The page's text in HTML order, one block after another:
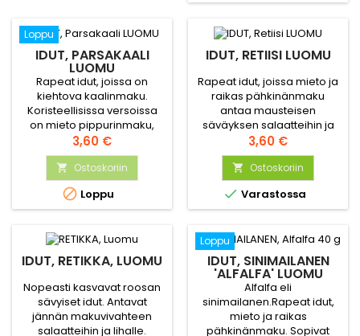
Loppu
IDUT, PARSAKAALI
LUOMU
Rapeat idut, joissa on
kiehtova kaalinmaku.
Koristeellisissa versoissa
on mieto pippurinmaku,
sopivat todella hyvin
salaatteihin, keittoihin sekä
voileipien höysteeksi.
Hinta
3,60 €
 Ostoskoriin
 Loppu
IDUT, RETIISI LUOMU
Rapeat idut, joissa mieto ja
raikas pähkinänmaku
antaa mausteisen
säväyksen salaatteihin ja
wokkiruokiin.
Hinta
3,60 €
 Ostoskoriin
 Varastossa
IDUT, RETIKKA, LUOMU
Nopeasti kasvavat roosan
sävyiset idut. Antavat
jännän makuvivahteen
salaatteihin ja lihalle.
Loppu
IDUT, SINIMAILANEN
'ALFALFA' LUOMU
Alfalfa eli
sinimailanen.Rapeat idut,
mieto ja raikas
pähkinänmaku. Sopivat